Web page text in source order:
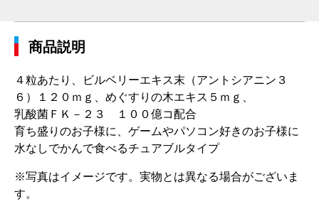
商品説明
４粒あたり、ビルベリーエキス末（アントシアニン３
６）１２０ｍｇ、めぐすりの木エキス５ｍｇ、
乳酸菌ＦＫ－２３ １００億コ配合
育ち盛りのお子様に、ゲームやパソコン好きのお子様に
水なしでかんで食べるチュアブルタイプ
※写真はイメージです。実物とは異なる場合がございま
す。